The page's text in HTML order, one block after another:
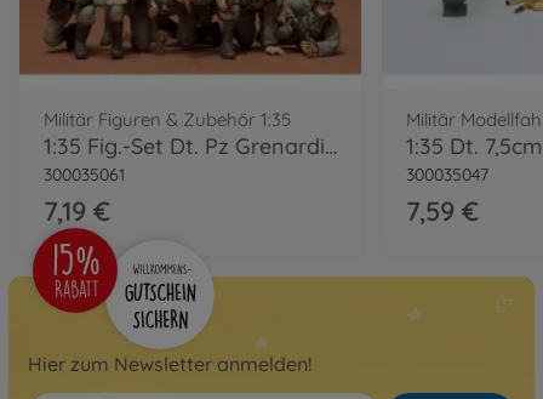
Militär Figuren & Zubehör 1:35
1:35 Fig.-Set Dt. Pz Grenardiere (8)
300035061
7,19 €
Militär
300035047
7,59 €
Hier zum Newsletter anmelden!